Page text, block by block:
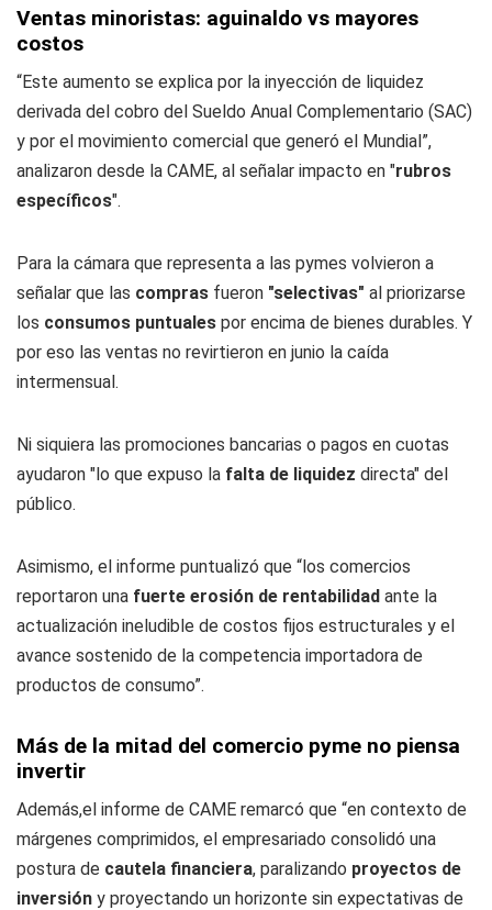
Ventas minoristas: aguinaldo vs mayores
costos
“Este aumento se explica por la inyección de liquidez
derivada del cobro del Sueldo Anual Complementario (SAC)
y por el movimiento comercial que generó el Mundial”,
analizaron desde la CAME, al señalar impacto en "rubros
específicos".
Para la cámara que representa a las pymes volvieron a
señalar que las compras fueron "selectivas" al priorizarse
los consumos puntuales por encima de bienes durables. Y
por eso las ventas no revirtieron en junio la caída
intermensual.
Ni siquiera las promociones bancarias o pagos en cuotas
ayudaron "lo que expuso la falta de liquidez directa" del
público.
Asimismo, el informe puntualizó que “los comercios
reportaron una fuerte erosión de rentabilidad ante la
actualización ineludible de costos fijos estructurales y el
avance sostenido de la competencia importadora de
productos de consumo”.
Más de la mitad del comercio pyme no piensa
invertir
Además,el informe de CAME remarcó que “en contexto de
márgenes comprimidos, el empresariado consolidó una
postura de cautela financiera, paralizando proyectos de
inversión y proyectando un horizonte sin expectativas de